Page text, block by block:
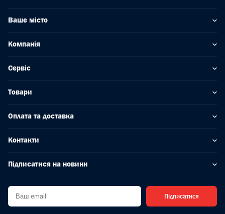
Ваше місто
Компанія
Сервіс
Товари
Оплата та доставка
Контакти
Підписатися на новини
Підписатися